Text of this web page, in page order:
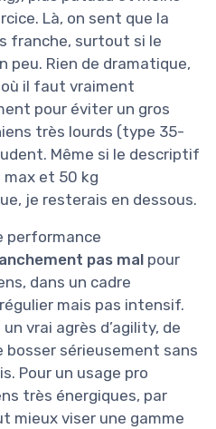
Là, on sent que la
franche, surtout si le
peu. Rien de dramatique,
il faut vraiment
pour éviter un gros
très lourds (type 35-
Même si le descriptif
max et 50 kg
je resterais en dessous.
performance
pas mal pour
dans un cadre
mais pas intensif.
vrai agrès d’agility, de
bosser sérieusement sans
Pour un usage pro
très énergiques, par
mieux viser une gamme